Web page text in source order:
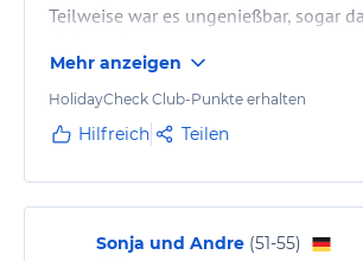
Teilweise war es ungenießbar, sogar
Mehr anzeigen
HolidayCheck Club-Punkte erhalten
Hilfreich Teilen
Sonja und Andre (51-55)